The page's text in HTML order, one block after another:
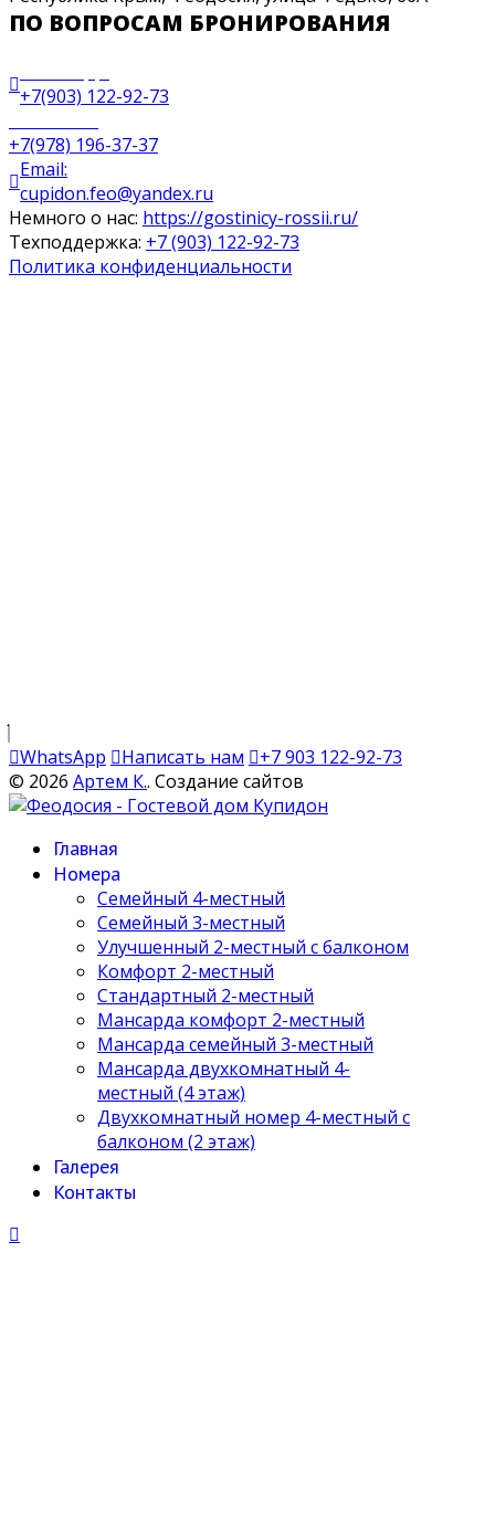
ПО ВОПРОСАМ БРОНИРОВАНИЯ
+7(903) 122-92-73
+7(978) 196-37-37
Email:
cupidon.feo@yandex.ru
Немного о нас: https://gostinicy-rossii.ru/
Техподдержка: +7 (903) 122-92-73
Политика конфиденциальности
WhatsApp Написать нам
+7 903 122-92-73
© 2026 Артем К.. Создание сайтов
Главная
Номера
Семейный 4-местный
Семейный 3-местный
Улучшенный 2-местный с балконом
Комфорт 2-местный
Стандартный 2-местный
Мансарда комфорт 2-местный
Мансарда семейный 3-местный
Мансарда двухкомнатный 4-
местный (4 этаж)
Двухкомнатный номер 4-местный с
балконом (2 этаж)
Галерея
Контакты